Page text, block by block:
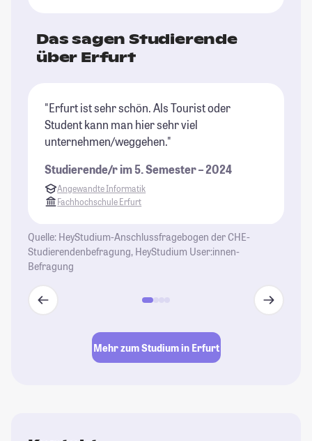
Das sagen Studierende
über Erfurt
"Erfurt ist sehr schön. Als Tourist oder
Student kann man hier sehr viel
unternehmen/weggehen."
Studierende/r im 5. Semester – 2024
Angewandte Informatik
Fachhochschule Erfurt
Quelle: HeyStudium-Anschlussfragebogen der CHE-
Studierendenbefragung, HeyStudium User:innen-
Befragung
Mehr zum Studium in Erfurt